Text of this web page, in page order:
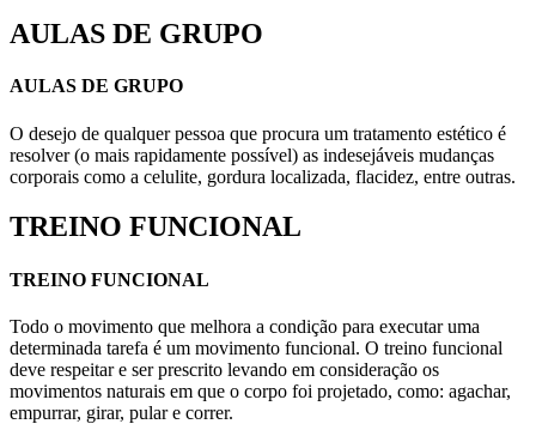
AULAS DE GRUPO
AULAS DE GRUPO
O desejo de qualquer pessoa que procura um tratamento estético é
resolver (o mais rapidamente possível) as indesejáveis mudanças
corporais como a celulite, gordura localizada, flacidez, entre outras.
TREINO FUNCIONAL
TREINO FUNCIONAL
Todo o movimento que melhora a condição para executar uma
determinada tarefa é um movimento funcional. O treino funcional
deve respeitar e ser prescrito levando em consideração os
movimentos naturais em que o corpo foi projetado, como: agachar,
empurrar, girar, pular e correr.